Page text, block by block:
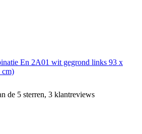
En 2A01 wit gegrond links 93 x
cm)
de 5 sterren, 3 klantreviews